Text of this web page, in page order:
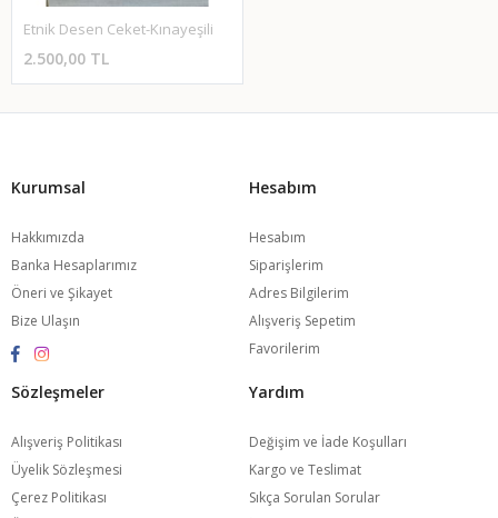
Etnik Desen Ceket-Kınayeşili
2.500,00 TL
Kurumsal
Hakkımızda
Banka Hesaplarımız
Öneri ve Şikayet
Bize Ulaşın
Hesabım
Hesabım
Siparişlerim
Adres Bilgilerim
Alışveriş Sepetim
Favorilerim
Sözleşmeler
Alışveriş Politikası
Üyelik Sözleşmesi
Çerez Politikası
Yardım
Değişim ve İade Koşulları
Kargo ve Teslimat
Sıkça Sorulan Sorular